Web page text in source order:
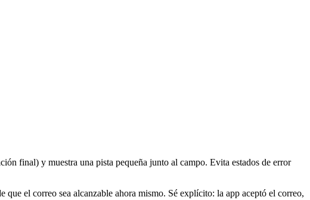
final) y muestra una pista pequeña junto al campo. Evita estados de error
el correo sea alcanzable ahora mismo. Sé explícito: la app aceptó el correo,